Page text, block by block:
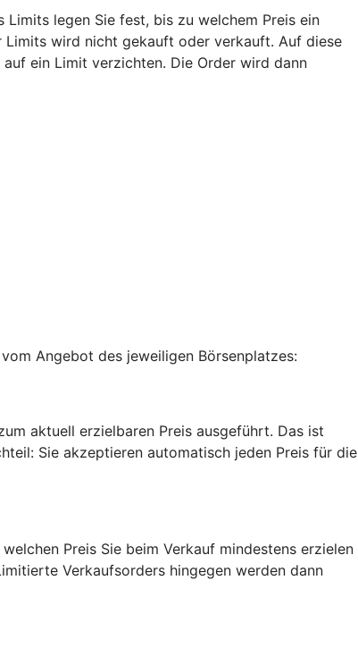
legen Sie fest, bis zu welchem Preis ein
Limits wird nicht gekauft oder verkauft. Auf diese
ein Limit verzichten. Die Order wird dann
Angebot des jeweiligen Börsenplatzes:
aktuell erzielbaren Preis ausgeführt. Das ist
Sie akzeptieren automatisch jeden Preis für die
Preis Sie beim Verkauf mindestens erzielen
Verkaufsorders hingegen werden dann